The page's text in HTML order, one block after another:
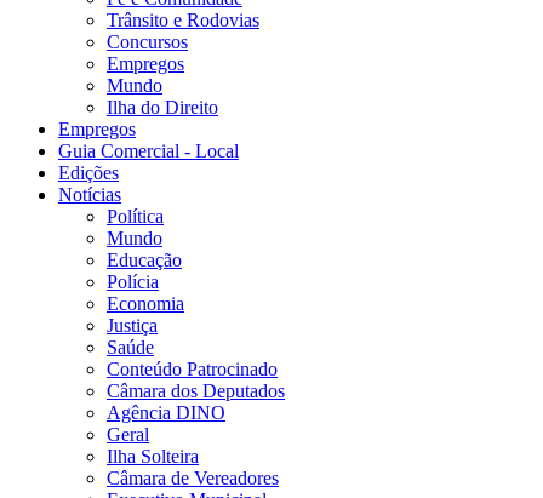
Trânsito e Rodovias
Concursos
Empregos
Mundo
Ilha do Direito
Empregos
Guia Comercial - Local
Edições
Notícias
Política
Mundo
Educação
Polícia
Economia
Justiça
Saúde
Conteúdo Patrocinado
Câmara dos Deputados
Agência DINO
Geral
Ilha Solteira
Câmara de Vereadores